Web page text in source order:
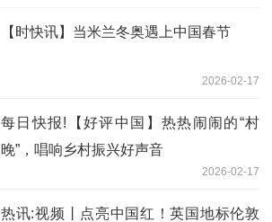
【时快讯】当米兰冬奥遇上中国春节
2026-02-17
每日快报!【好评中国】热热闹闹的“村
晚”，唱响乡村振兴好声音
2026-02-17
热讯:视频丨点亮中国红！英国地标伦敦